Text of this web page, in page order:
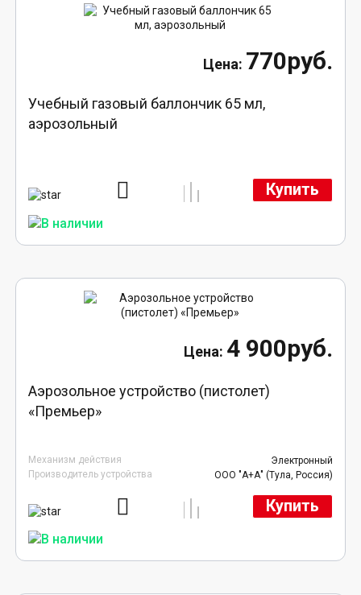
770руб.
Учебный газовый баллончик 65 мл,
аэрозольный
Купить
4 900руб.
Аэрозольное устройство (пистолет)
«Премьер»
Механизм действия
Электронный
Производитель устройства
ООО "А+А" (Тула, Россия)
Купить